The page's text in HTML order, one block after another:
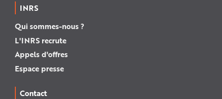
INRS
Qui sommes-nous ?
L'INRS recrute
Appels d'offres
Espace presse
Contact